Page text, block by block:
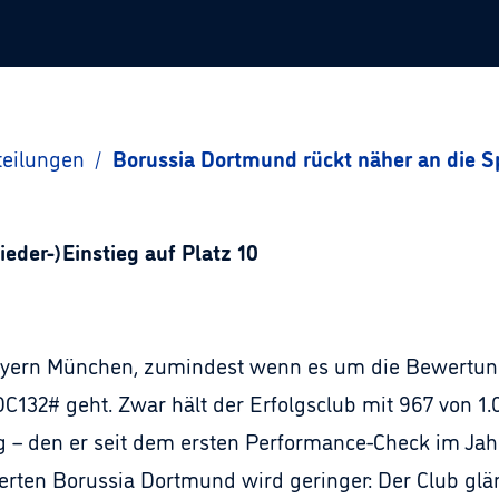
/ Borussia Dortmund rückt näher an die
)Einstieg auf Platz 10
München, zumindest wenn es um die
geht. Zwar hält der Erfolgsclub mit 967 von
den er seit dem ersten Performance-Check im
Borussia Dortmund wird geringer: Der Club